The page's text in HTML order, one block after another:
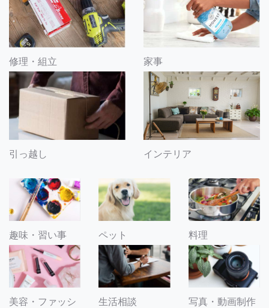
修理・組立 家事
引っ越し インテリア
趣味・習い事 ペット 料理
美容・ファッシ 生活相談 写真・動画制作